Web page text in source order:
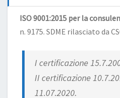
ISO 9001:2015 per la
n. 9175. SDME rilasciato da
I certificazione
II certificazione
11.07.2020.